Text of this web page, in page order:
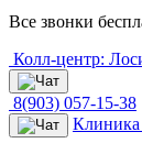
Все звонки
Колл-центр:
8(903) 057-15-38
Клиника